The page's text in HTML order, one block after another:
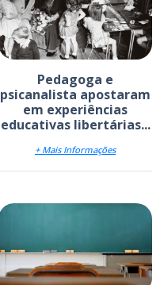
Pedagoga e
psicanalista apostaram
em experiências
educativas libertárias...
+ Mais Informações